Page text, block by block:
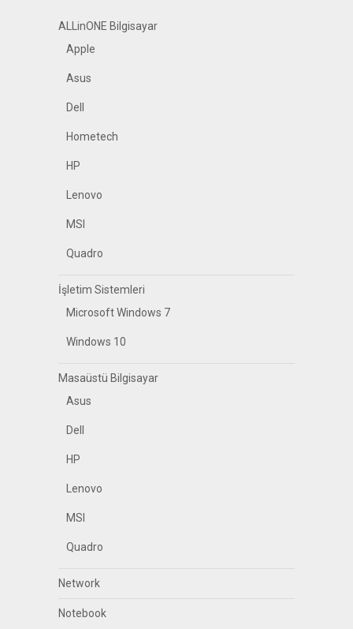
ALLinONE Bilgisayar
Apple
Asus
Dell
Hometech
HP
Lenovo
MSI
Quadro
İşletim Sistemleri
Microsoft Windows 7
Windows 10
Masaüstü Bilgisayar
Asus
Dell
HP
Lenovo
MSI
Quadro
Network
Notebook